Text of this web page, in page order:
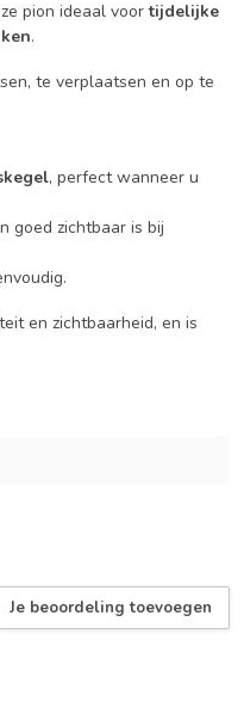
pion ideaal voortijdelijke
.
te verplaatsen en op te
, perfect wanneer u
goed zichtbaar is bij
en zichtbaarheid, en is
Je beoordeling toevoegen